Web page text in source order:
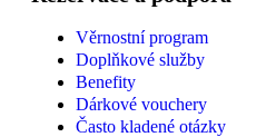
Věrnostní program
Doplňkové služby
Benefity
Dárkové vouchery
Často kladené otázky